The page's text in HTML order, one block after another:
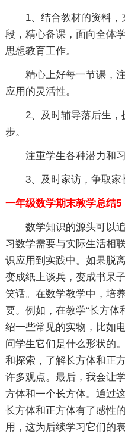
1、结合教材的资料，
段，精心备课，面向全体
思想教育工作。
精心上好每一节课，注
应用的灵活性。
2、及时辅导落后生，
步。
注重学生各种潜力和习
3、及时家访，争取家
一年级数学期末教学总结5
数学知识的源头可以追
习数学需要与实际生活相
识应用到实践中。如果脱
变成纸上谈兵，变成书呆
笑话。在数学教学中，培
要。例如，在教学“长方体
绍一些常见的实物，比如
问学生它们是什么形状的
和探索，了解长方体和正
许多观点。最后，我会让
方体和一个长方体。通过
长方体和正方体有了感性
用，这为后续学习它们的